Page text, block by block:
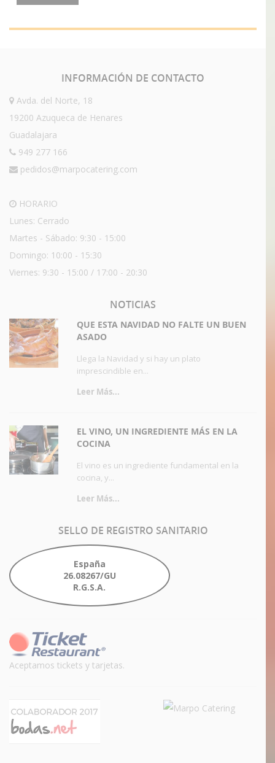
INFORMACIÓN DE CONTACTO
Avda. del Norte, 18
19200 Azuqueca de Henares
Guadalajara
949 277 166
pedidos@marpocatering.com
HORARIO
Lunes: Cerrado
Martes - Sábado: 9:30 - 15:00
Domingo: 10:00 - 15:30
Viernes: 9:30 - 15:00 / 17:00 - 20:30
NOTICIAS
QUE ESTA NAVIDAD NO FALTE UN BUEN
ASADO
Llega la Navidad y si hay un plato
imprescindible en...
Leer Más...
EL VINO, UN INGREDIENTE MÁS EN LA
COCINA
El vino es un ingrediente fundamental en la
cocina, y...
Leer Más...
SELLO DE REGISTRO SANITARIO
España
26.08267/GU
R.G.S.A.
Aceptamos tickets y tarjetas.